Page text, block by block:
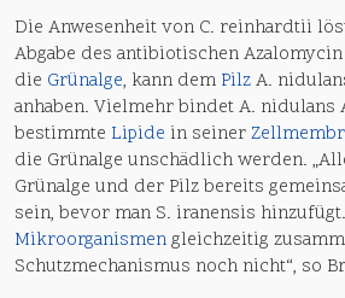
Die Anwesenheit von C. reinhardtii
Abgabe des antibiotischen
die Grünalge, kann dem PilzA.
anhaben. Vielmehr bindet A. nidulans
bestimmte Lipide in seiner
die Grünalge unschädlich werden.
Grünalge und der Pilz bereits
sein, bevor man S. iranensis
Mikroorganismengleichzeitig
Schutzmechanismus noch nicht“, so